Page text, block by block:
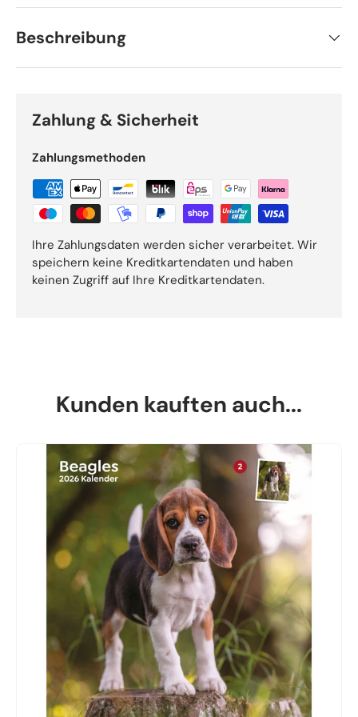
Beschreibung
Zahlung & Sicherheit
Zahlungsmethoden
Ihre Zahlungsdaten werden sicher verarbeitet. Wir
speichern keine Kreditkartendaten und haben
keinen Zugriff auf Ihre Kreditkartendaten.
Kunden kauften auch...